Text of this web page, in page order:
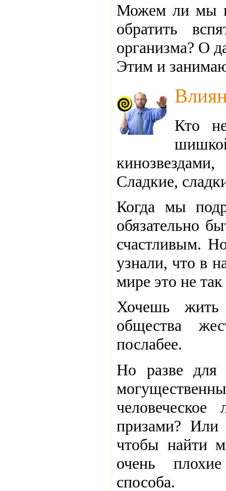
Можем ли мы
обратить
организма? О
Этим и
Кто
Сладкие,
Когда мы
обязательно
счастливым.
узнали, что в
мире это не
Хочешь
общества
послабее.
Но разве для
призами? Или
чтобы найти
очень
способа.